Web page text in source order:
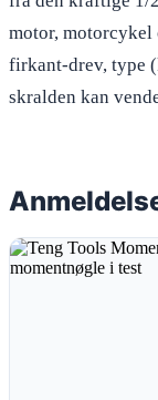
motor, motorcykel
firkant-drev, type
skralden kan